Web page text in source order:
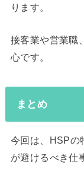
ります。
接客業や営業職
心です。
まとめ
今回は、HSPの
が避けるべき仕